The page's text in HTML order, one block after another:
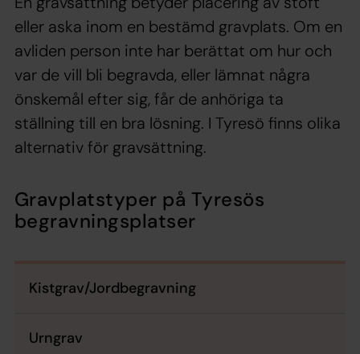
eller aska inom en bestämd gravplats. Om en
avliden person inte har berättat om hur och
var de vill bli begravda, eller lämnat några
önskemål efter sig, får de anhöriga ta
ställning till en bra lösning. I Tyresö finns olika
alternativ för gravsättning.
Gravplatstyper på Tyresös
begravningsplatser
Kistgrav/Jordbegravning
Urngrav